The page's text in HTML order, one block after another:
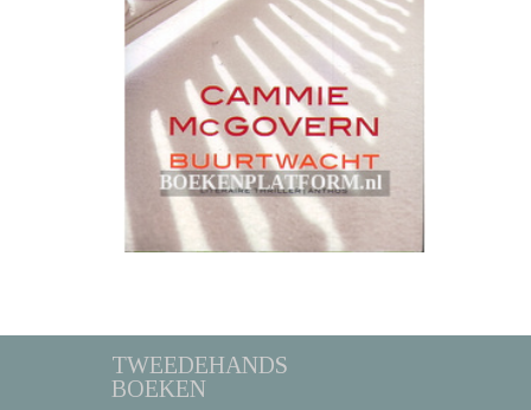
TWEEDEHANDS
BOEKEN